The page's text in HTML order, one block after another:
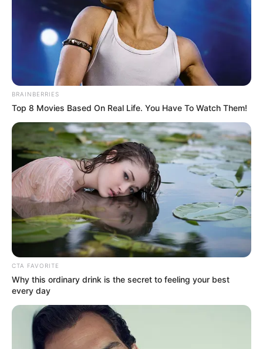
ALERTA BOGOTÁ EN GOOGLE NEWS
TEMAS RELACIONADOS
ÁREA METROPOLITANA DEL VALLE DE ABURRÁ
MEDIO AMBIENTE
SALUD
MEDELLÍN
SECRETARIA DE MOVILIDAD DE MEDELLÍN
MANTÉNGASE EN ALERTA
Tenemos todas las noticias que le
interesan. Para estar bien informado, por
favor, active las notificaciones de Alerta.
ACTIVAR AHORA
TEMAS DESTACADOS
BRAINBERRIES
Top 8 Movies Based On Real Life. You Have To Watch Them!
CTA FAVORITE
Why this ordinary drink is the secret to feeling your best
every day